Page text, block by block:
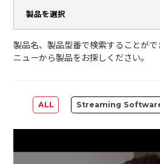
製品名、製品型番で検索することが
ニューから製品をお探しください。
ALL Streaming